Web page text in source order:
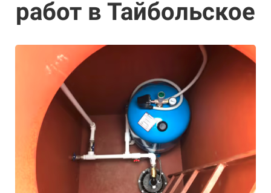
работ в Тайбольское